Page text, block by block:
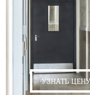
УЗНАТЬ ЦЕНУ